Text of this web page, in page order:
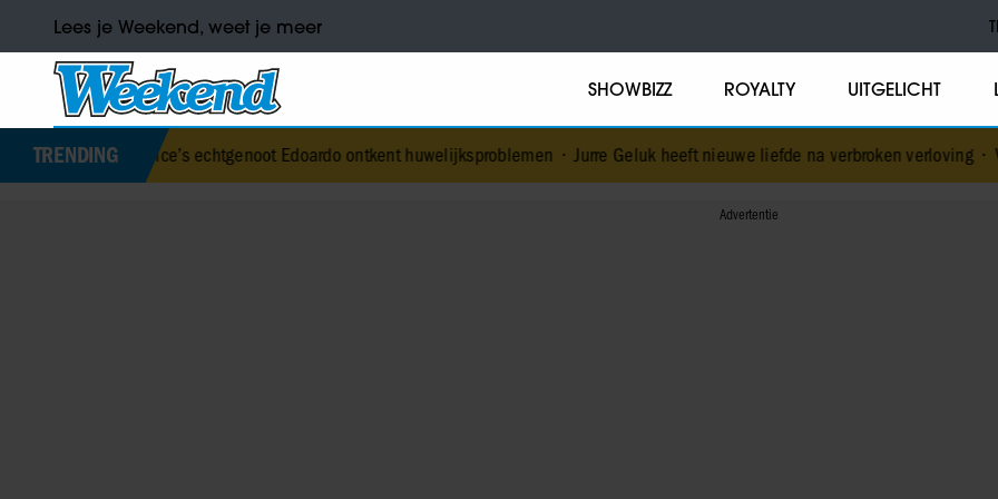
Lees je Weekend, weet je meer
SHOWBIZZ ROYALTY UITGELICHT
TRENDING
echtgenoot Edoardo ontkent huwelijksproblemen•Jurre Geluk heeft nieuwe liefde na verbroken verloving•Voormalig prins